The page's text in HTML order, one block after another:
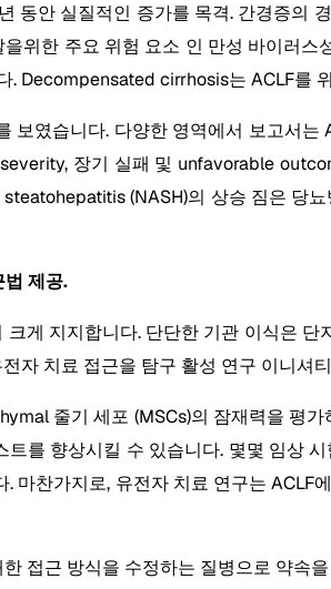
동안 실질적인 증가를 목격. 간경증의
한 주요 위험 요소 인 만성 바이러
Decompensated cirrhosis는 ACLF를
였습니다. 다양한 영역에서 보고서
장기 실패 및 unfavorable
(NASH)의 상승 짐은 당
제공.
게 지지합니다. 단단한 기관 이식은
자 치료 접근을 탐구 활성 연구 이니셔
줄기 세포 (MSCs)의 잠재력을 평
를 향상시킬 수 있습니다. 몇몇 임상
찬가지로, 유전자 치료 연구는
접근 방식을 수정하는 질병으로 약속